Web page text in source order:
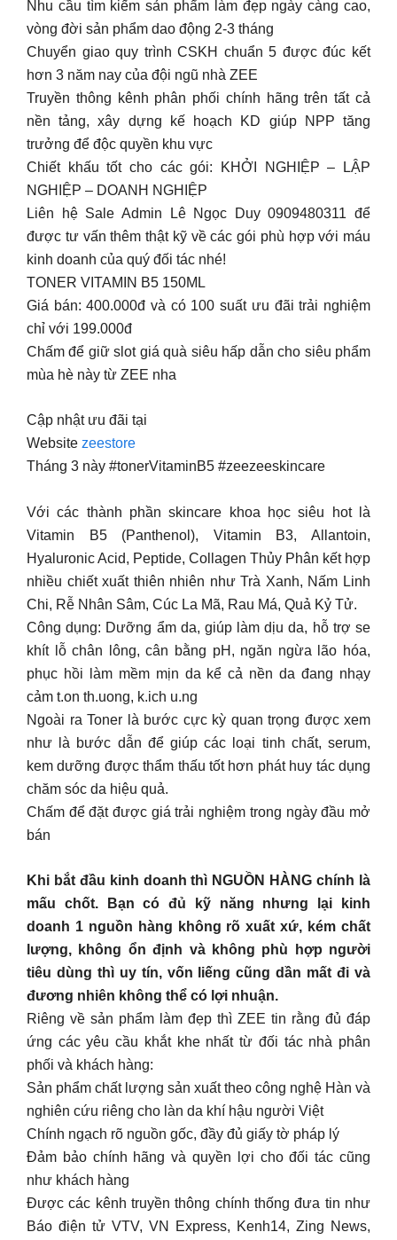
Nhu cầu tìm kiếm sản phẩm làm đẹp ngày càng cao,
vòng đời sản phẩm dao động 2-3 tháng
Chuyển giao quy trình CSKH chuẩn 5 được đúc kết
hơn 3 năm nay của đội ngũ nhà ZEE
Truyền thông kênh phân phối chính hãng trên tất cả
nền tảng, xây dựng kế hoạch KD giúp NPP tăng
trưởng để độc quyền khu vực
Chiết khấu tốt cho các gói: KHỞI NGHIỆP – LẬP
NGHIỆP – DOANH NGHIỆP
Liên hệ Sale Admin Lê Ngọc Duy 0909480311 để
được tư vấn thêm thật kỹ về các gói phù hợp với máu
kinh doanh của quý đối tác nhé!
TONER VITAMIN B5 150ML
Giá bán: 400.000đ và có 100 suất ưu đãi trải nghiệm
chỉ với 199.000đ
Chấm để giữ slot giá quà siêu hấp dẫn cho siêu phẩm
mùa hè này từ ZEE nha
Cập nhật ưu đãi tại
Website zeestore
Tháng 3 này #tonerVitaminB5 #zeezeeskincare
Với các thành phần skincare khoa học siêu hot là
Vitamin B5 (Panthenol), Vitamin B3, Allantoin,
Hyaluronic Acid, Peptide, Collagen Thủy Phân kết hợp
nhiều chiết xuất thiên nhiên như Trà Xanh, Nấm Linh
Chi, Rễ Nhân Sâm, Cúc La Mã, Rau Má, Quả Kỷ Tử.
Công dụng: Dưỡng ẩm da, giúp làm dịu da, hỗ trợ se
khít lỗ chân lông, cân bằng pH, ngăn ngừa lão hóa,
phục hồi làm mềm mịn da kể cả nền da đang nhạy
cảm t.on th.uong, k.ich u.ng
Ngoài ra Toner là bước cực kỳ quan trọng được xem
như là bước dẫn để giúp các loại tinh chất, serum,
kem dưỡng được thẩm thấu tốt hơn phát huy tác dụng
chăm sóc da hiệu quả.
Chấm để đặt được giá trải nghiệm trong ngày đầu mở
bán
Khi bắt đầu kinh doanh thì NGUỒN HÀNG chính là
mấu chốt. Bạn có đủ kỹ năng nhưng lại kinh
doanh 1 nguồn hàng không rõ xuất xứ, kém chất
lượng, không ổn định và không phù hợp người
tiêu dùng thì uy tín, vốn liếng cũng dần mất đi và
đương nhiên không thể có lợi nhuận.
Riêng về sản phẩm làm đẹp thì ZEE tin rằng đủ đáp
ứng các yêu cầu khắt khe nhất từ đối tác nhà phân
phối và khách hàng:
Sản phẩm chất lượng sản xuất theo công nghệ Hàn và
nghiên cứu riêng cho làn da khí hậu người Việt
Chính ngạch rõ nguồn gốc, đầy đủ giấy tờ pháp lý
Đảm bảo chính hãng và quyền lợi cho đối tác cũng
như khách hàng
Được các kênh truyền thông chính thống đưa tin như
Báo điện tử VTV, VN Express, Kenh14, Zing News,